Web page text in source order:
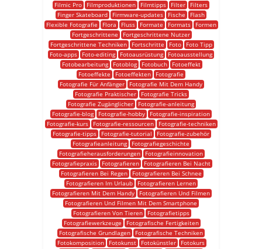
Filmic Pro
Filmproduktionen Filmtipps Filter
Filters
Finger Skateboard
Firmware-updates Fische
Flash
Flexible Fotografie
Flora Fluss Formate Formats
Formen
Fortgeschrittene
Fortgeschrittene Nutzer
Fortgeschrittene Techniken
Fortschritte Foto
Foto Tipp
Foto-apps
Foto-editing Fotoausrüstung
Fotoausstellung
Fotobearbeitung
Fotoblog Fotobuch
Fotoeffekt
Fotoeffekte
Fotoeffekten
Fotografie
Fotografie Für Anfänger
Fotografie Mit Dem Handy
Fotografie Praktischer
Fotografie Tricks
Fotografie Zugänglicher
Fotografie-anleitung
Fotografie-blog
Fotografie-hobby
Fotografie-inspiration
Fotografie-kurs
Fotografie-ressourcen
Fotografie-techniken
Fotografie-tipps
Fotografie-tutorial
Fotografie-zubehör
Fotografieanleitung
Fotografiegeschichte
Fotografieherausforderungen
Fotografieinnovation
Fotografiepraxis
Fotografieren
Fotografieren Bei Nacht
Fotografieren Bei Regen
Fotografieren Bei Schnee
Fotografieren Im Urlaub
Fotografieren Lernen
Fotografieren Mit Dem Handy
Fotografieren Und Filmen
Fotografieren Und Filmen Mit Dem Smartphone
Fotografieren Von Tieren
Fotografietipps
Fotografiewerkzeuge
Fotografische Fertigkeiten
Fotografische Grundlagen
Fotografische Techniken
Fotokomposition
Fotokunst Fotokünstler
Fotokurs